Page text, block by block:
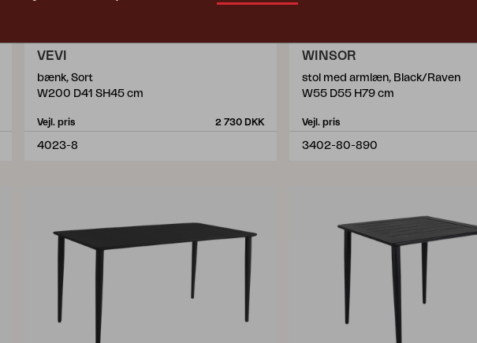
VEVI
bænk, Sort
W200 D41 SH45 cm
Vejl. pris 2 730 DKK
4023-8
WINSOR
stol med armlæn, Black/Raven
W55 D55 H79 cm
Vejl. pris
3402-80-890